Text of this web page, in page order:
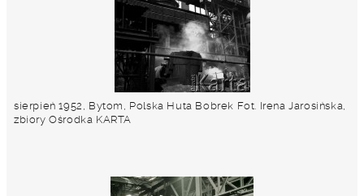
sierpień 1952, Bytom, Polska Huta Bobrek Fot. Irena Jarosińska,
zbiory Ośrodka KARTA